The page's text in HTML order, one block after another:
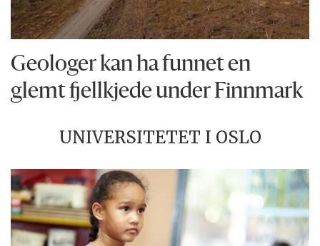
Geologer kan ha funnet en
glemt fjellkjede under Finnmark
UNIVERSITETET I OSLO